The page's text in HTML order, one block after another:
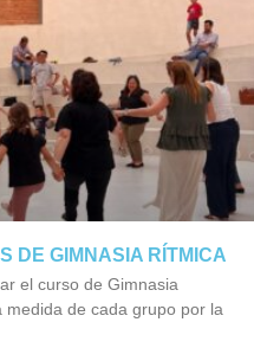
DE GIMNASIA RÍTMICA
el curso de Gimnasia
de cada grupo por la